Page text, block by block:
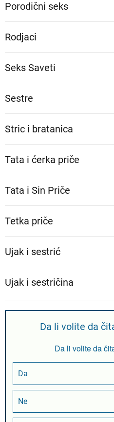
Porodični seks
Rodjaci
Seks Saveti
Sestre
Stric i bratanica
Tata i ćerka priče
Tata i Sin Priče
Tetka priče
Ujak i sestrić
Ujak i sestričina
Da li volite da
Da li volite da
Da
Ne